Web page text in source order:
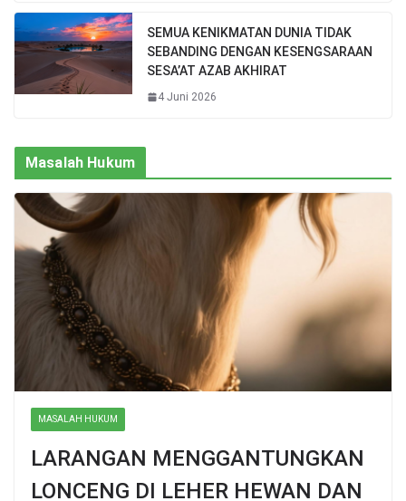
SEMUA KENIKMATAN DUNIA TIDAK
SEBANDING DENGAN KESENGSARAAN
SESA’AT AZAB AKHIRAT
4 Juni 2026
Masalah Hukum
MASALAH HUKUM
LARANGAN MENGGANTUNGKAN
LONCENG DI LEHER HEWAN DAN